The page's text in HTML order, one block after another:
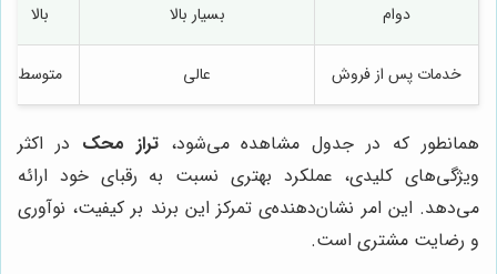
دوام بسیار بالا بالا
خدمات پس از فروش عالی متوسط
همانطور که در جدول مشاهده می‌شود،تراز محک در اکثر
ویژگی‌های کلیدی، عملکرد بهتری نسبت به رقبای خود ارائه
می‌دهد. این امر نشان‌دهنده‌ی تمرکز این برند بر کیفیت، نوآوری
و رضایت مشتری است.